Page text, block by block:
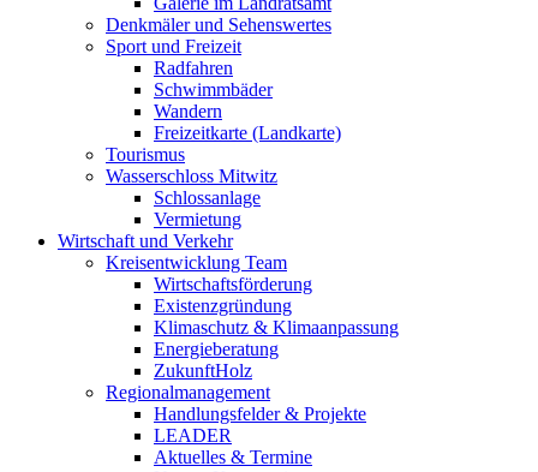
Denkmäler und Sehenswertes
Sport und Freizeit
Radfahren
Schwimmbäder
Wandern
Freizeitkarte (Landkarte)
Tourismus
Wasserschloss Mitwitz
Schlossanlage
Vermietung
Wirtschaft und Verkehr
Kreisentwicklung Team
Wirtschaftsförderung
Existenzgründung
Klimaschutz & Klimaanpassung
Energieberatung
ZukunftHolz
Regionalmanagement
Handlungsfelder & Projekte
LEADER
Aktuelles & Termine